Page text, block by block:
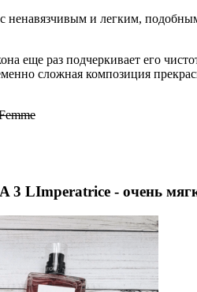
ненавязчивым и легким,
еще раз подчеркивает его
сложная композиция
3 LImperatrice - очень